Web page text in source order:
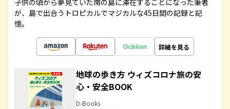
子供の頃から夢見ていた南の島に滞在することになった筆者
が、島で出合うトロピカルでマジカルな45日間の記録と記
憶。
詳細を見る
地球の歩き方 ウィズコロナ旅の安
心・安全BOOK
D-Books